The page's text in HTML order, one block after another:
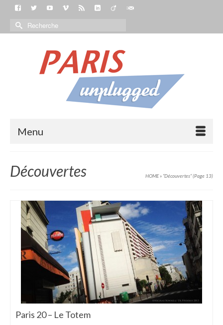
Menu
Découvertes HOME» “Découvertes“(Page 13)
Paris 20 – Le Totem